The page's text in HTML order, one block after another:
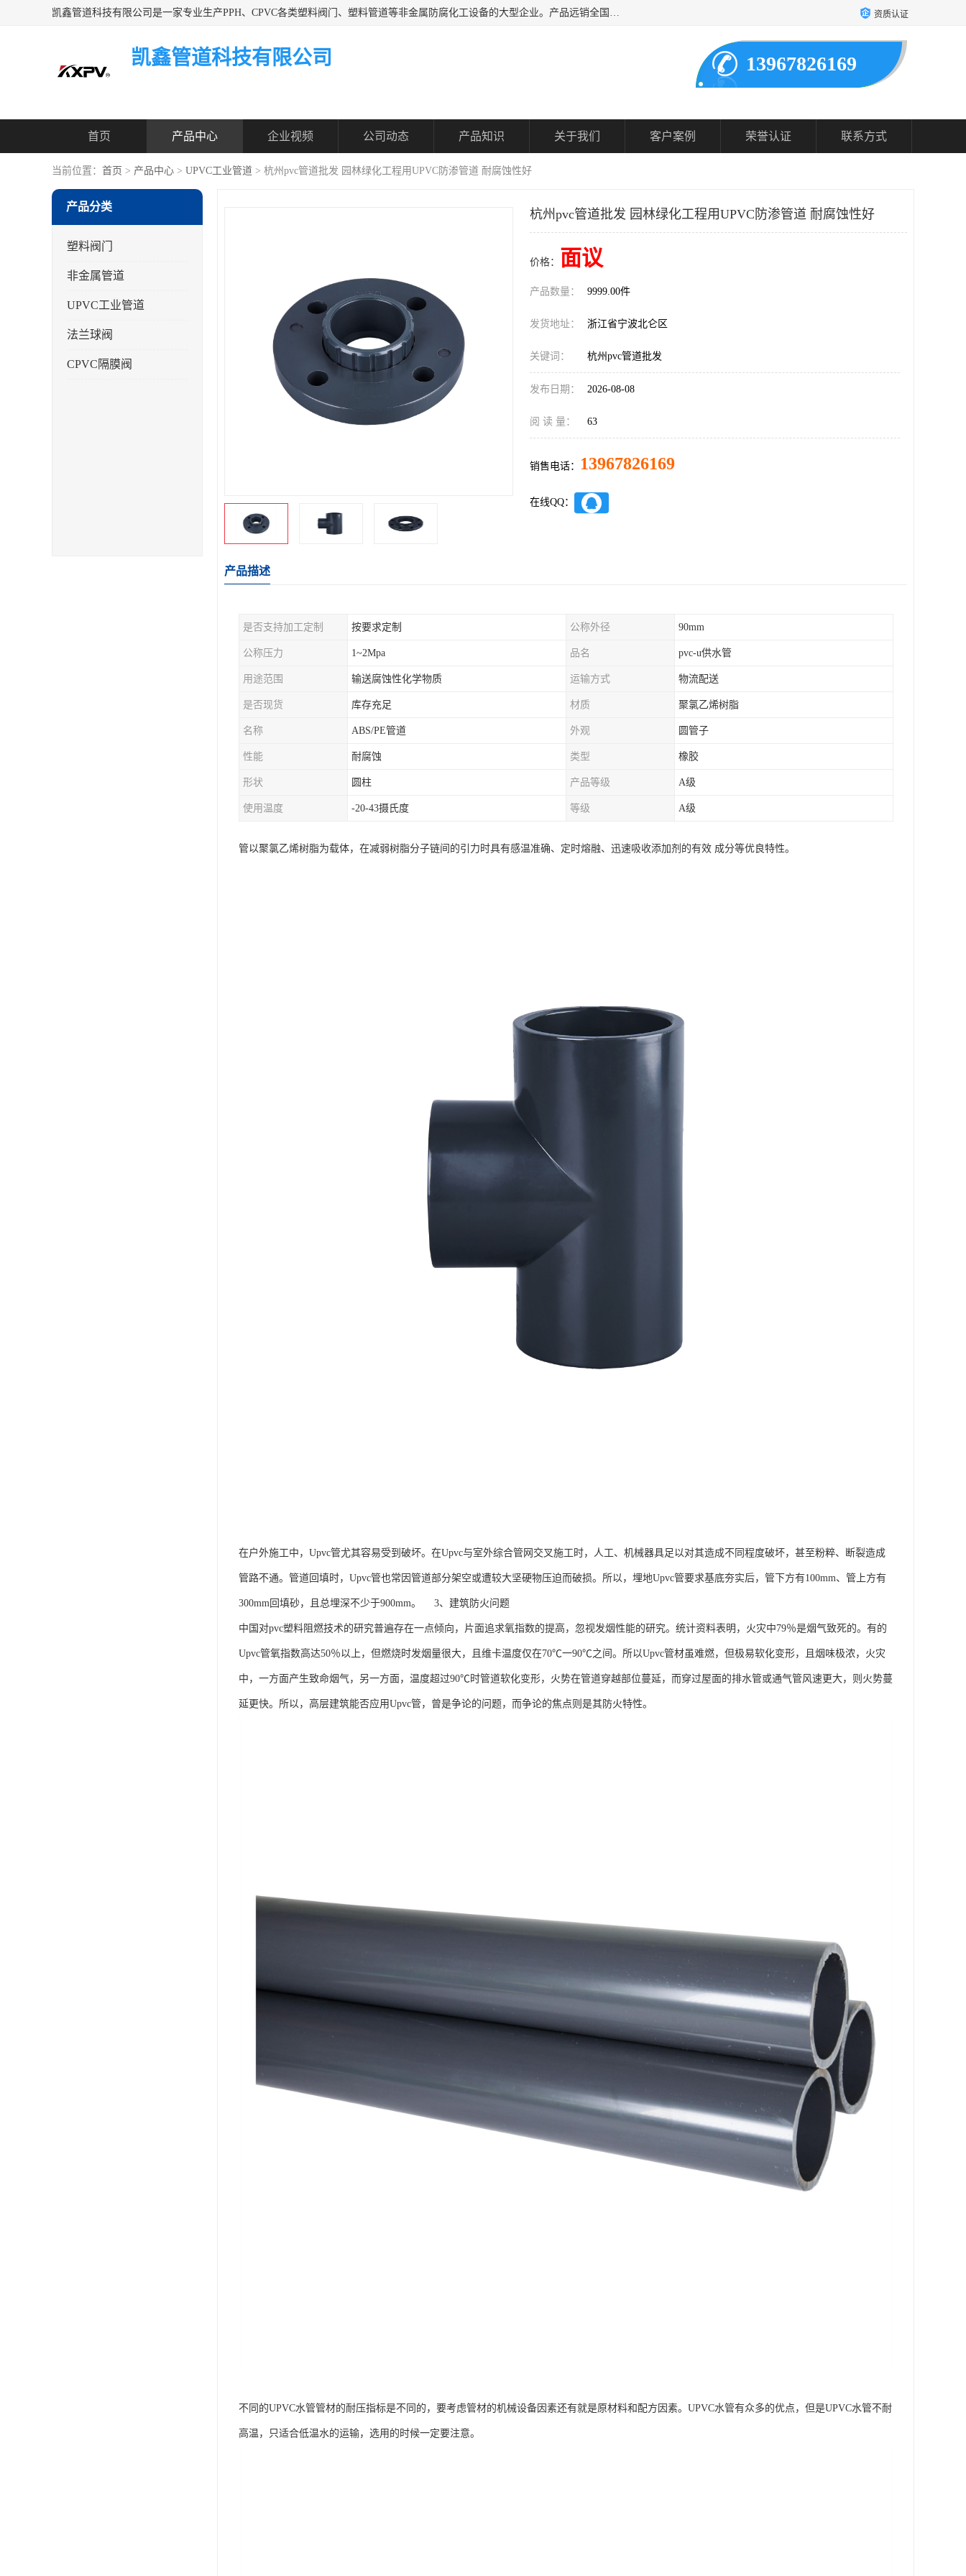
凯鑫管道科技有限公司是一家专业生产PPH、CPVC各类塑料阀门、塑料管道等非金属防腐化工设备的大型企业。产品远销全国三十一个省、市、自治区,广泛应用于化工、石油、氯碱、染料、制药、农药等行业，深受广大用户欢迎，是目前国内生产化工泵、阀门规模较大的生产基地之一。 资质认证
凯鑫管道科技有限公司 13967826169
首页 产品中心 企业视频 公司动态 产品知识 关于我们 客户案例 荣誉认证 联系方式
当前位置： 首页 > 产品中心 > UPVC工业管道 > 杭州pvc管道批发 园林绿化工程用UPVC防渗管道 耐腐蚀性好
产品分类
塑料阀门
非金属管道
UPVC工业管道
法兰球阀
CPVC隔膜阀
杭州pvc管道批发 园林绿化工程用UPVC防渗管道 耐腐蚀性好
价格： 面议
产品数量： 9999.00件
发货地址： 浙江省宁波北仑区
关键词： 杭州pvc管道批发
发布日期： 2026-08-08
阅 读 量： 63
销售电话： 13967826169
在线QQ：
产品描述
是否支持加工定制 按要求定制 公称外径 90mm
公称压力 1~2Mpa 品名 pvc-u供水管
用途范围 输送腐蚀性化学物质 运输方式 物流配送
是否现货 库存充足 材质 聚氯乙烯树脂
名称 ABS/PE管道 外观 圆管子
性能 耐腐蚀 类型 橡胶
形状 圆柱 产品等级 A级
使用温度 -20-43摄氏度 等级 A级
管以聚氯乙烯树脂为载体，在减弱树脂分子链间的引力时具有感温准确、定时熔融、迅速吸收添加剂的有效 成分等优良特性。
在户外施工中，Upvc管尤其容易受到破坏。在Upvc与室外综合管网交叉施工时，人工、机械器具足以对其造成不同程度破坏，甚至粉粹、断裂造成
管路不通。管道回填时，Upvc管也常因管道部分架空或遭较大坚硬物压迫而破损。所以，埋地Upvc管要求基底夯实后，管下方有100mm、管上方有
300mm回填砂，且总埋深不少于900mm。 3、建筑防火问题
中国对pvc塑料阻燃技术的研究普遍存在一点倾向，片面追求氧指数的提高，忽视发烟性能的研究。统计资料表明，火灾中79％是烟气致死的。有的
Upvc管氧指数高达50％以上，但燃烧时发烟量很大，且维卡温度仅在70℃一90℃之间。所以Upvc管材虽难燃，但极易软化变形，且烟味极浓，火灾
中，一方面产生致命烟气，另一方面，温度超过90℃时管道软化变形，火势在管道穿越部位蔓延，而穿过屋面的排水管或通气管风速更大，则火势蔓
延更快。所以，高层建筑能否应用Upvc管，曾是争论的问题，而争论的焦点则是其防火特性。
不同的UPVC水管管材的耐压指标是不同的，要考虑管材的机械设备因素还有就是原材料和配方因素。UPVC水管有众多的优点，但是UPVC水管不耐
高温，只适合低温水的运输，选用的时候一定要注意。